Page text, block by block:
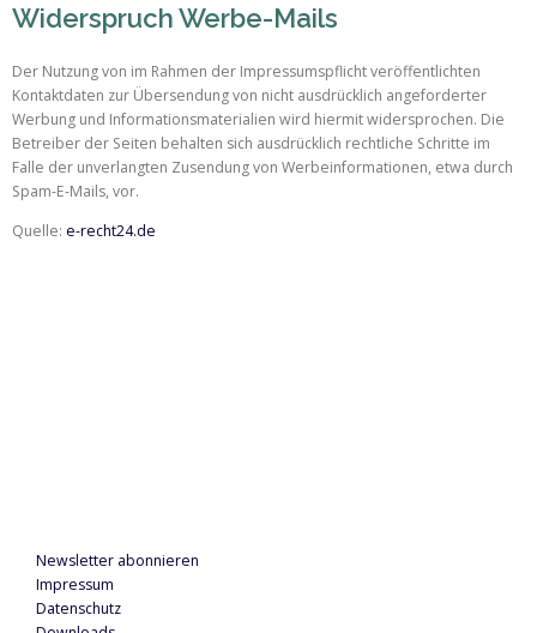
Widerspruch Werbe-Mails
Der Nutzung von im Rahmen der Impressumspflicht veröffentlichten
Kontaktdaten zur Übersendung von nicht ausdrücklich angeforderter
Werbung und Informationsmaterialien wird hiermit widersprochen. Die
Betreiber der Seiten behalten sich ausdrücklich rechtliche Schritte im
Falle der unverlangten Zusendung von Werbeinformationen, etwa durch
Spam-E-Mails, vor.
Quelle: e-recht24.de
Newsletter abonnieren
Impressum
Datenschutz